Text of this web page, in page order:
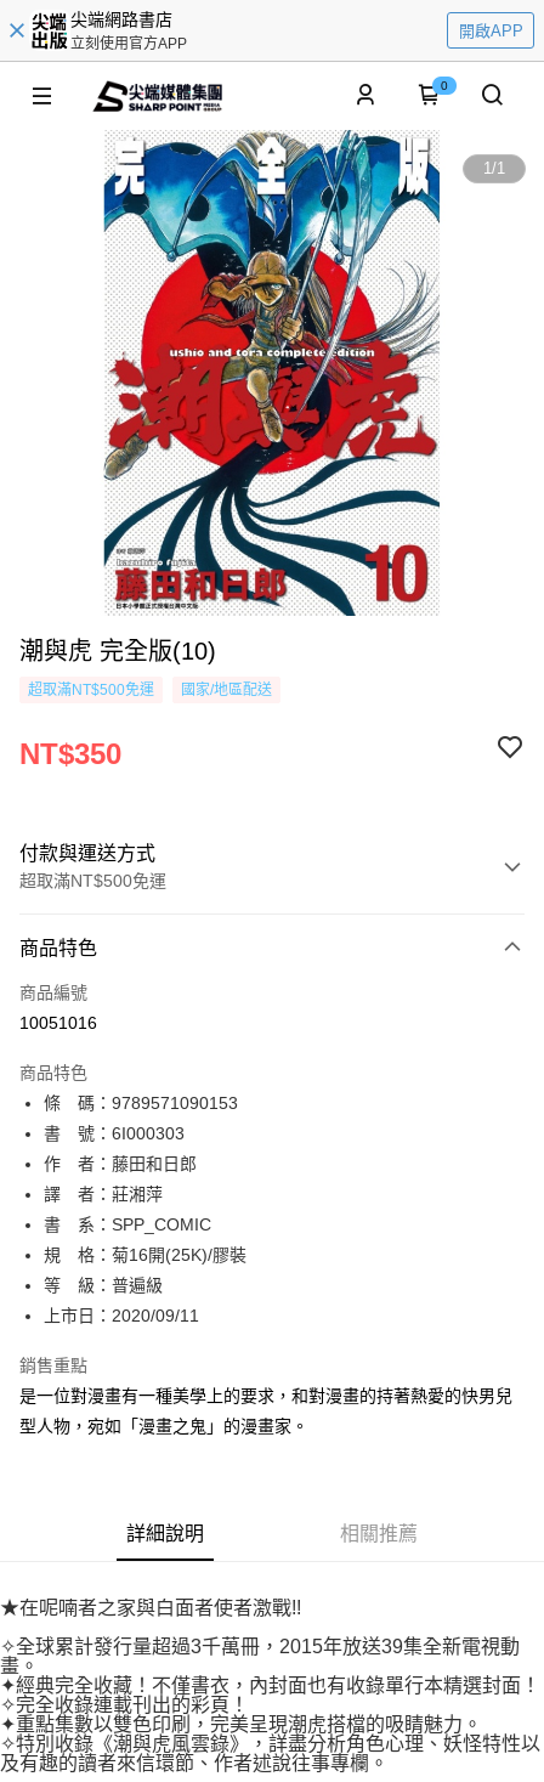
尖端網路書店
立刻使用官方APP
開啟APP
0
1/1
潮與虎 完全版(10)
超取滿NT$500免運 國家/地區配送
NT$350
付款與運送方式
超取滿NT$500免運
信用卡一次付款
超商取貨付款
相關說明
【關於「AFTEE先享後付」】
AFTEE先享後付是「在收到商品之後才付款」的支付方式。 讓您購物簡單
便利好安心！
１．簡單：不需註冊會員、不需綁卡、不需儲值。
２．便利：只要手機號碼，簡訊認證，即可結帳。
３．安心：先確認商品／服務後，再付款。
【「AFTEE先享後付」結帳流程】
１．於結帳方式選擇「AFTEE先享後付」後，將跳轉至「AFTEE先享後付」
結帳頁面，進行簡訊認證並確認金額後，即可完成結帳。
２．訂單成立數日內，您將收到繳費通知簡訊。
ATM／網路銀行／等多元方式進行付款，方視為交易完成。
※ 請注意：結帳手續完成當下不需立刻繳費，但若您需要取消訂單，請聯絡
購買商品的店家。未經商家同意取消之訂單仍視為有效，需透過AFTEE先享
後付繳納相關費用。
權轉讓予恩沛科技股份有限公司。
２．關於個人資料處理事宜，請瀏覽以下網址：
https://aftee.tw/terms/#terms3
３．未成年的使用者請事先徵得法定代理人或監護人之同意方可使用
「AFTEE先享後付」，若未經同意申辦者引起之損失，本公司不負相關責
任。
４．使用「AFTEE先享後付」時，將依據個別帳號之用戶狀況，依本公司即
時審查核予不同之上限額度；若仍有額度不足之情形，本公司將視審查結果
ATM付款
運送方式
全家取貨付款
每筆NT$80，滿NT$500(含以上)免運費
付款後全家取貨
每筆NT$80，滿NT$500(含以上)免運費
付款後7-11取貨
每筆NT$80，滿NT$500(含以上)免運費
宅配
每筆NT$100，滿NT$800(含以上)免運費
國家/地區配送
商品特色
商品編號
10051016
商品特色
條 碼：9789571090153
書 號：6I000303
作 者：藤田和日郎
譯 者：莊湘萍
書 系：SPP_COMIC
規 格：菊16開(25K)/膠裝
等 級：普遍級
上市日：2020/09/11
銷售重點
是一位對漫畫有一種美學上的要求，和對漫畫的持著熱愛的快男兒
型人物，宛如「漫畫之鬼」的漫畫家。
詳細說明 相關推薦
★在呢喃者之家與白面者使者激戰!!
✧全球累計發行量超過3千萬冊，2015年放送39集全新電視動
畫。
✦經典完全收藏！不僅書衣，內封面也有收錄單行本精選封面！
✧完全收錄連載刊出的彩頁！
✦重點集數以雙色印刷，完美呈現潮虎搭檔的吸睛魅力。
✧特別收錄《潮與虎風雲錄》，詳盡分析角色心理、妖怪特性以
及有趣的讀者來信環節、作者述說往事專欄。